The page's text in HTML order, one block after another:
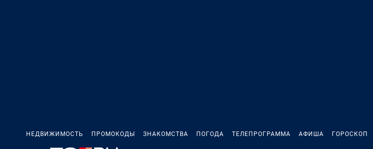
НЕДВИЖИМОСТЬ ПРОМОКОДЫ ЗНАКОМСТВА ПОГОДА ТЕЛЕПРОГРАММА АФИША ГОРОСКОП